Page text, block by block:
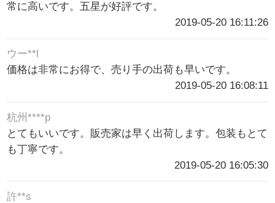
常に高いです。五星が好評です。
2019-05-20 16:11:26
ウー**l
価格は非常にお得で、売り手の出荷も早いです。
2019-05-20 16:08:11
杭州****p
とてもいいです。販売家は早く出荷します。包装もとて
も丁寧です。
2019-05-20 16:05:30
許**s